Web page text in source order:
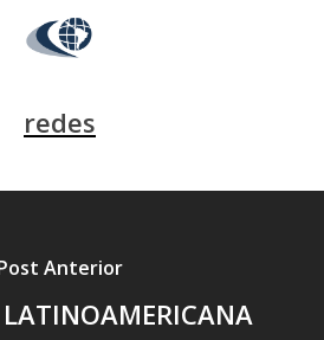
redes
Anterior